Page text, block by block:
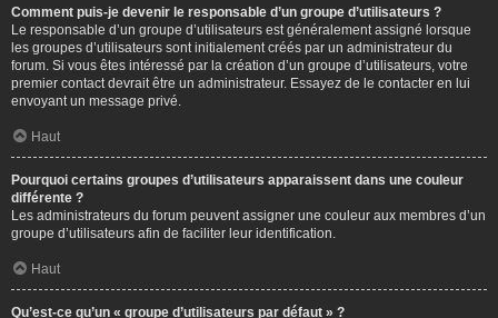
Comment puis-je devenir le responsable d’un groupe d’utilisateurs ?
Le responsable d’un groupe d’utilisateurs est généralement assigné lorsque
les groupes d’utilisateurs sont initialement créés par un administrateur du
forum. Si vous êtes intéressé par la création d’un groupe d’utilisateurs, votre
premier contact devrait être un administrateur. Essayez de le contacter en lui
envoyant un message privé.
Haut
Pourquoi certains groupes d’utilisateurs apparaissent dans une couleur
différente ?
Les administrateurs du forum peuvent assigner une couleur aux membres d’un
groupe d’utilisateurs afin de faciliter leur identification.
Haut
Qu’est-ce qu’un « groupe d’utilisateurs par défaut » ?